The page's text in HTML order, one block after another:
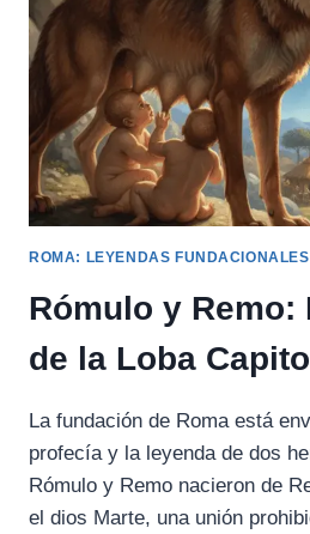
ROMA: LEYENDAS
Rómulo y Remo:
de la Loba
La fundación de Roma está
profecía y la leyenda de dos
Rómulo y Remo nacieron de
el dios Marte, una unión